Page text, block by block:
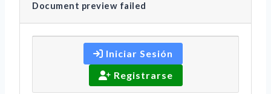
Document preview failed
Iniciar Sesión
Registrarse